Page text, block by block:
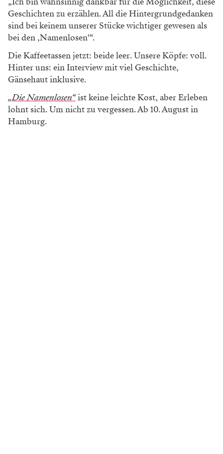
Geschichten zu erzählen. All die Hintergrundgedanken
sind bei keinem unserer Stücke wichtiger gewesen als
bei den ‚Namenlosen‘“.
Die Kaffeetassen jetzt: beide leer. Unsere Köpfe: voll.
Hinter uns: ein Interview mit viel Geschichte,
Gänsehaut inklusive.
„Die Namenlosen“ist keine leichte Kost, aber Erleben
lohnt sich. Um nicht zu vergessen. Ab 10. August in
Hamburg.